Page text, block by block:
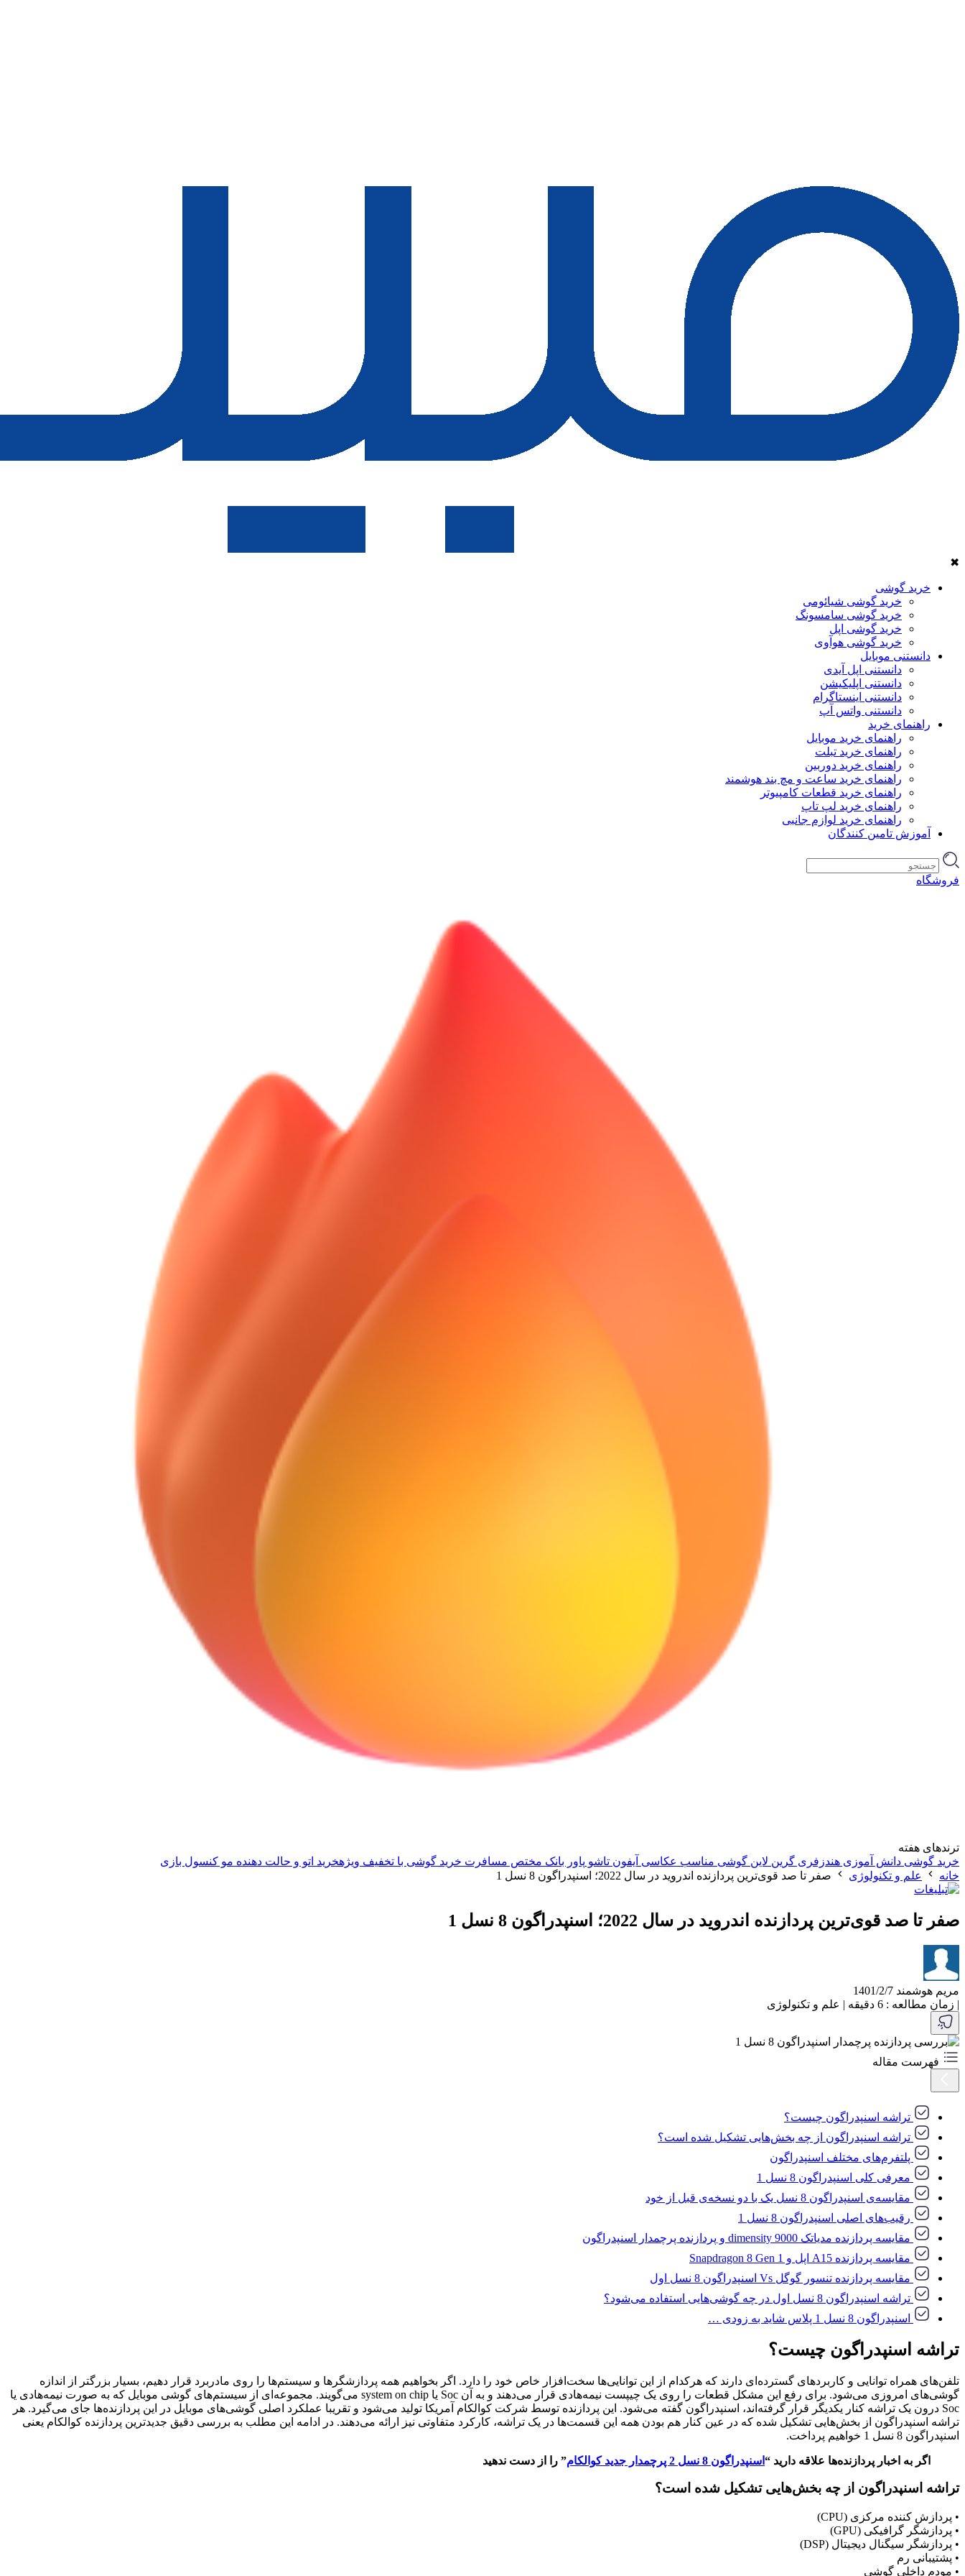
✖
خرید گوشی
خرید گوشی شیائومی
خرید گوشی سامسونگ
خرید گوشی اپل
خرید گوشی هوآوی
دانستنی موبایل
دانستنی اپل آیدی
دانستنی اپلیکیشن
دانستنی اینستاگرام
دانستنی واتس آپ
راهنمای خرید
راهنمای خرید موبایل
راهنمای خرید تبلت
راهنمای خرید دوربین
راهنمای خرید ساعت و مچ بند هوشمند
راهنمای خرید قطعات کامپیوتر
راهنمای خرید لپ تاپ
راهنمای خرید لوازم جانبی
آموزش تامین کنندگان
فروشگاه
ترندهای هفته
خرید گوشی دانش آموزی هندزفری گرین لاین گوشی مناسب عکاسی آیفون تاشو پاور بانک مختص مسافرت خرید گوشی با تخفیف ویژهخرید اتو و حالت دهنده مو کنسول بازی
خانه
علم و تکنولوژی صفر تا صد قوی‌ترین پردازنده‌ اندروید در سال 2022؛ اسنپدراگون 8 نسل 1
صفر تا صد قوی‌ترین پردازنده‌ اندروید در سال 2022؛ اسنپدراگون 8 نسل 1
مریم هوشمند 1401/2/7
| زمان مطالعه : 6 دقیقه | علم و تکنولوژی
فهرست مقاله
تراشه اسنپدراگون چیست؟
تراشه اسنپدراگون از چه بخش‌هایی تشکیل شده است؟
پلتفرم‌های مختلف اسنپدراگون
معرفی کلی اسنپدراگون 8 نسل 1
مقایسه‌ی اسنپدراگون 8 نسل یک با دو نسخه‌ی قبل از خود
رقیب‌های اصلی اسنپدراگون 8 نسل 1
مقایسه پردازنده مدیاتک dimensity 9000 و پردازنده پرچمدار اسنپدراگون
مقایسه پردازنده A15 اپل و Snapdragon 8 Gen 1
مقایسه پردازنده تنسور گوگل Vs اسنپدراگون 8 نسل اول
تراشه اسنپدراگون 8 نسل اول در چه گوشی‌هایی استفاده می‌شود؟
اسنپدراگون 8 نسل 1 پلاس شاید به زودی …
تراشه اسنپدراگون چیست؟
تلفن‌های همراه توانایی و کاربرد‌های گسترده‌ای دارند که هرکدام از این توانایی‌ها سخت‌افزار خاص خود را دارد. اگر بخواهیم همه پردازشگرها و سیستم‌ها را روی مادربرد قرار دهیم، بسیار بزرگتر از اندازه
گوشی‌های امروزی می‌شود. برای رفع این مشکل قطعات را روی یک چیپست نیمه‌هادی قرار می‌دهند و به آن Soc یا system on chip می‌گویند. مجموعه‌ای از سیستم‌های گوشی موبایل که به صورت نیمه‌هادی یا
Soc درون یک تراشه کنار یکدیگر قرار گرفته‌اند، اسنپدراگون گفته می‌شود. این پردازنده توسط شرکت کوالکام آمریکا تولید می‌شود و تقریبا عملکرد اصلی گوشی‌های موبایل در این پردازنده‌ها جای می‌گیرد. هر
تراشه‌ اسنپدراگون از بخش‌هایی تشکیل شده‌ که در عین کنار هم بودن همه‌ این قسمت‌ها در یک تراشه، کارکرد متفاوتی نیز ارائه می‌دهند. در ادامه این مطلب به بررسی دقیق جدیدترین پردازنده کوالکام یعنی
اسنپدراگون 8 نسل 1 خواهیم پرداخت.
اگر به اخبار پردازنده‌ها علاقه دارید “ اسنپدراگون 8 نسل 2 پرچمدار جدید کوالکام ” را از دست ندهید
تراشه اسنپدراگون از چه بخش‌هایی تشکیل شده است؟
• پردازش کننده مرکزی (CPU)
• پردازشگر گرافیکی (GPU)
• پردازشگر سیگنال دیجیتال (DSP)
• پشتیبانی رم
• مودم داخلی گوشی